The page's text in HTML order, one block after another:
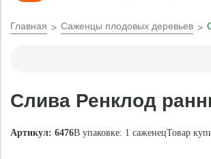
Главная Саженцы плодовых деревьев
Слива Ренклод
Артикул: 6476В упаковке: 1 саженецТовар